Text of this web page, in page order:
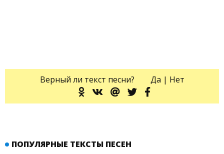
Верный ли текст песни? Да | Нет
ПОПУЛЯРНЫЕ ТЕКСТЫ ПЕСЕН